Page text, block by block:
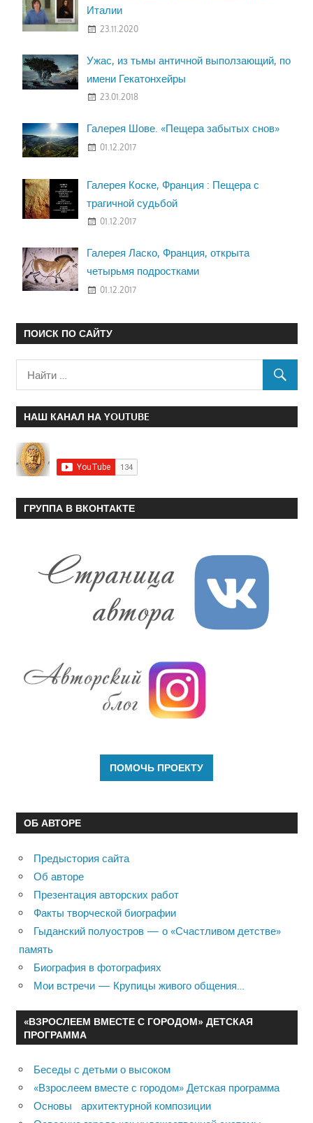
Италии
23.11.2020
Ужас, из тьмы античной выползающий, по
имени Гекатонхейры
23.01.2018
Галерея Шове. «Пещера забытых снов»
01.12.2017
Галерея Коске, Франция : Пещера с
трагичной судьбой
01.12.2017
Галерея Ласко, Франция, открыта
четырьмя подростками
01.12.2017
ПОИСК ПО САЙТУ
НАШ КАНАЛ НА YOUTUBE
ГРУППА В ВКОНТАКТЕ
ОБ АВТОРЕ
Предыстория сайта
Об авторе
Презентация авторских работ
Факты творческой биографии
Гыданский полуостров — о «Счастливом детстве»
память
Биография в фотографиях
Мои встречи — Крупицы живого общения…
«ВЗРОСЛЕЕМ ВМЕСТЕ С ГОРОДОМ» ДЕТСКАЯ
ПРОГРАММА
Беседы с детьми о высоком
«Взрослеем вместе с городом» Детская программа
Основы архитектурной композиции